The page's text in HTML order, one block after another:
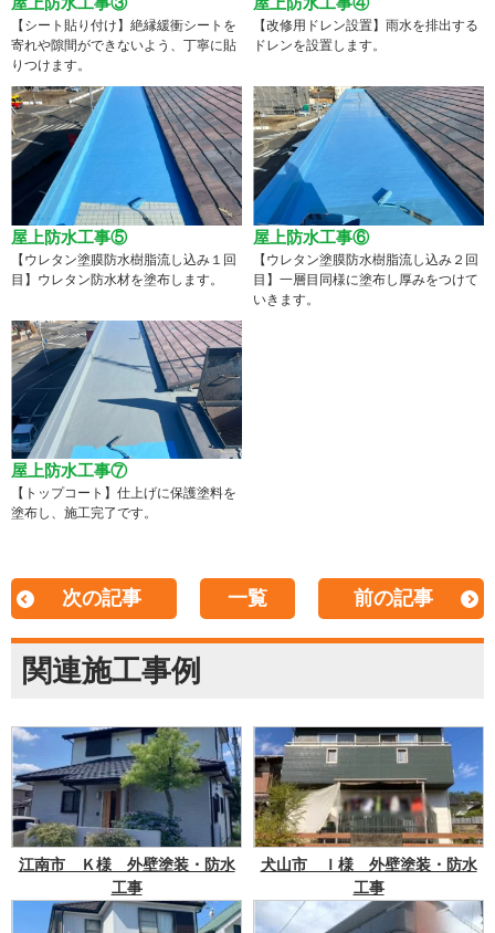
【シート貼り付け】絶縁緩衝シートを
寄れや隙間ができないよう、丁寧に貼
りつけます。
【改修用ドレン設置】雨水を排出する
ドレンを設置します。
屋上防水工事⑤
【ウレタン塗膜防水樹脂流し込み１回
目】ウレタン防水材を塗布します。
屋上防水工事⑥
【ウレタン塗膜防水樹脂流し込み２回
目】一層目同様に塗布し厚みをつけて
いきます。
屋上防水工事⑦
【トップコート】仕上げに保護塗料を
塗布し、施工完了です。
次の記事 一覧 前の記事
関連施工事例
江南市 Ｋ様 外壁塗装・防水
工事
犬山市 Ｉ様 外壁塗装・防水
工事